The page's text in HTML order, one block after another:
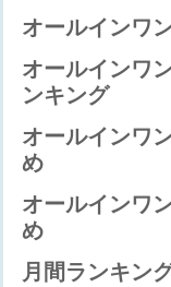
オールインワ
オールインワ
ンキング
オールインワ
め
オールインワ
め
月間ランキン